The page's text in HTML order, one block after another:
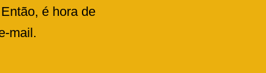
é hora de
mail.